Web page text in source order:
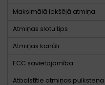
Maksimālā iekšējā atmiņa
Atmiņas slotu tips
Atmiņas kanāli
ECC savietojamība
Atbalstītie atmiņas